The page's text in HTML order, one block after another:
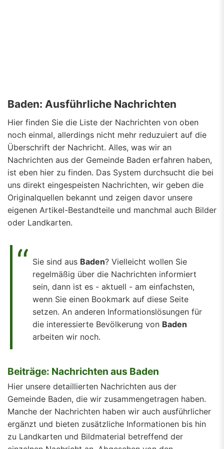
Baden: Ausführliche Nachrichten
Hier finden Sie die Liste der Nachrichten von oben
noch einmal, allerdings nicht mehr reduzuiert auf die
Überschrift der Nachricht. Alles, was wir an
Nachrichten aus der Gemeinde Baden erfahren haben,
ist eben hier zu finden. Das System durchsucht die bei
uns direkt eingespeisten Nachrichten, wir geben die
Originalquellen bekannt und zeigen davor unsere
eigenen Artikel-Bestandteile und manchmal auch Bilder
oder Landkarten.
Sie sind aus Baden? Vielleicht wollen Sie
regelmäßig über die Nachrichten informiert
sein, dann ist es - aktuell - am einfachsten,
wenn Sie einen Bookmark auf diese Seite
setzen. An anderen Informationslösungen für
die interessierte Bevölkerung von Baden
arbeiten wir noch.
Beiträge: Nachrichten aus Baden
Hier unsere detaillierten Nachrichten aus der
Gemeinde Baden, die wir zusammengetragen haben.
Manche der Nachrichten haben wir auch ausführlicher
ergänzt und bieten zusätzliche Informationen bis hin
zu Landkarten und Bildmaterial betreffend der